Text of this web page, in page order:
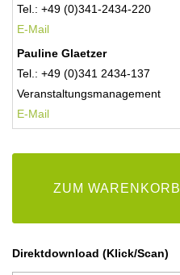
Tel.: +49 (0)341-2434-220
E-Mail
Pauline Glaetzer
Tel.: +49 (0)341 2434-137
Veranstaltungsmanagement
E-Mail
ZUM WARENKORB
Direktdownload (Klick/Scan)